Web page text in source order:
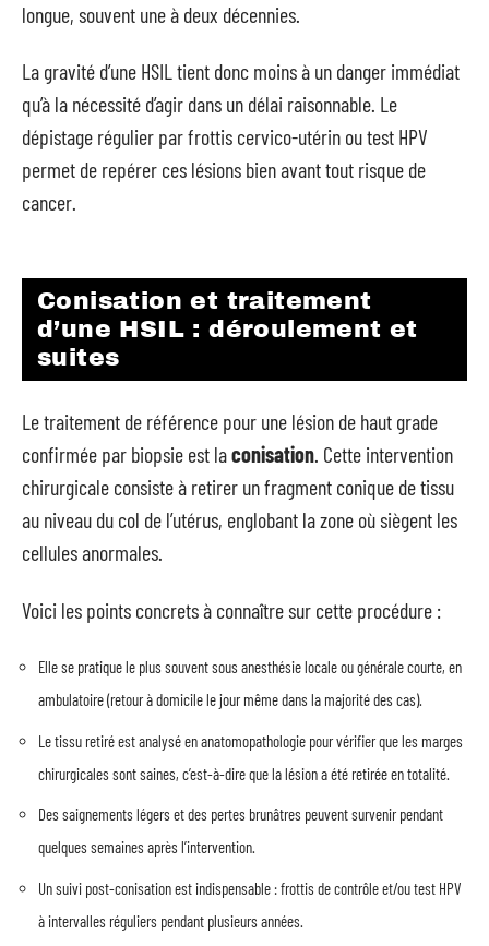
longue, souvent une à deux décennies.
La gravité d’une HSIL tient donc moins à un danger immédiat
qu’à la nécessité d’agir dans un délai raisonnable. Le
dépistage régulier par frottis cervico-utérin ou test HPV
permet de repérer ces lésions bien avant tout risque de
cancer.
Conisation et traitement
d’une HSIL : déroulement et
suites
Le traitement de référence pour une lésion de haut grade
confirmée par biopsie est laconisation. Cette intervention
chirurgicale consiste à retirer un fragment conique de tissu
au niveau du col de l’utérus, englobant la zone où siègent les
cellules anormales.
Voici les points concrets à connaître sur cette procédure :
Elle se pratique le plus souvent sous anesthésie locale ou générale courte, en
ambulatoire (retour à domicile le jour même dans la majorité des cas).
Le tissu retiré est analysé en anatomopathologie pour vérifier que les marges
chirurgicales sont saines, c’est-à-dire que la lésion a été retirée en totalité.
Des saignements légers et des pertes brunâtres peuvent survenir pendant
quelques semaines après l’intervention.
Un suivi post-conisation est indispensable : frottis de contrôle et/ou test HPV
à intervalles réguliers pendant plusieurs années.